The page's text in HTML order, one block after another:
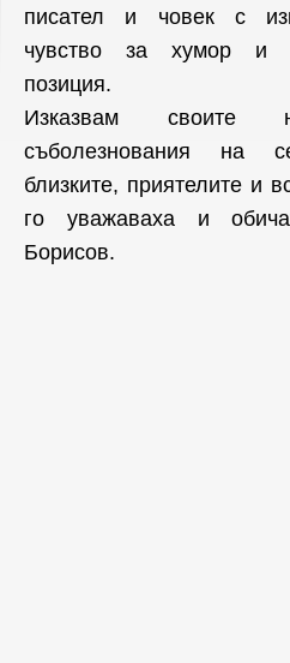
писател и човек с
чувство за хумор и
позиция.
Изказвам своите
съболезнования на
близките, приятелите и
го уважаваха и
Борисов.